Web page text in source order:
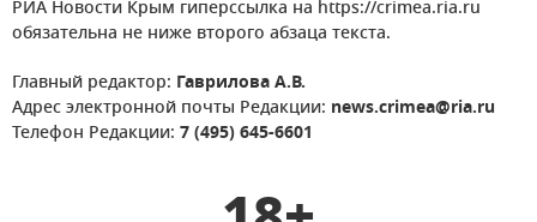
РИА Новости Крым гиперссылка на https://crimea.ria.ru
обязательна не ниже второго абзаца текста.
Главный редактор: Гаврилова А.В.
Адрес электронной почты Редакции: news.crimea@ria.ru
Телефон Редакции: 7 (495) 645-6601